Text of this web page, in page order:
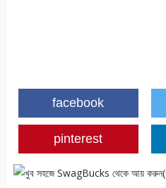
facebook
pinterest